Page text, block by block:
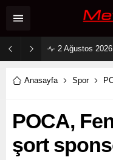
Anasayfa Spor
POCA,
şort